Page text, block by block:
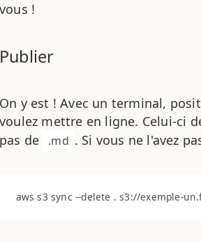
vous !
Publier
On y est ! Avec un terminal,
voulez mettre en ligne. Celui-ci
pas de
.md . Si vous ne l'avez